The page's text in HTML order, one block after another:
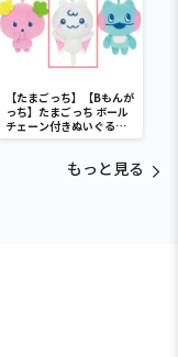
【たまごっち】【Bもんが
っち】たまごっち ボール
チェーン付きぬいぐるみ
～Tamagotchi
もっと見る